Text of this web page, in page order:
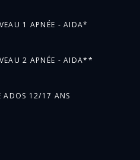
1 APNÉE - AIDA*
2 APNÉE - AIDA**
ADOS 12/17 ANS